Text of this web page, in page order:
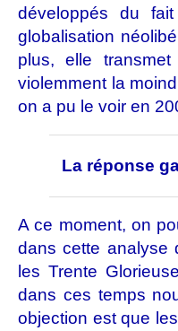
développés du
globalisation
plus, elle
violemment la
on a pu le voir en
La réponse
A ce moment, on
dans cette analyse
les Trente
dans ces temps
objection est que